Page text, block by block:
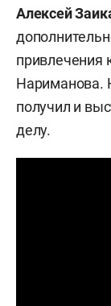
Алексей
привлечения
Нариманова.
получил и
делу.